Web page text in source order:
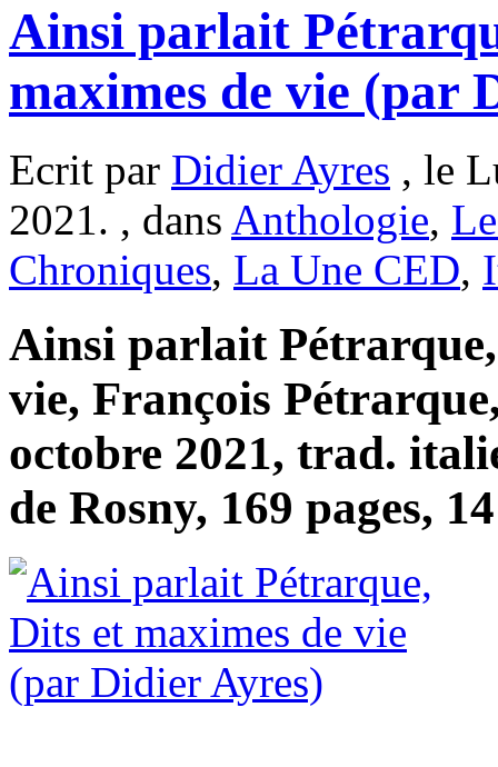
Ainsi parlait
maximes de vie (par
Ecrit par Didier Ayres , le
2021. , dans Anthologie,
Chroniques, La Une CED,
Ainsi parlait
vie, François
octobre 2021, trad.
de Rosny, 169 pages,